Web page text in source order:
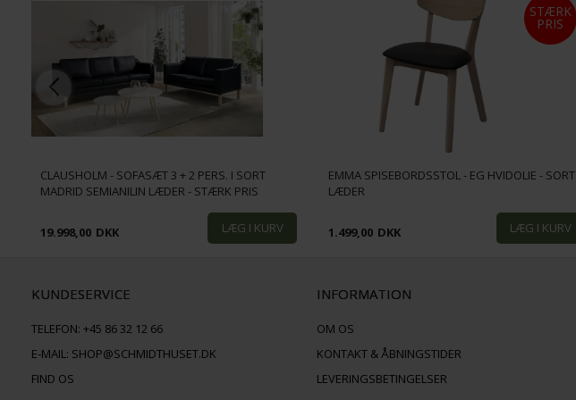
CLAUSHOLM - SOFASÆT 3 + 2 PERS. I SORT
MADRID SEMIANILIN LÆDER - STÆRK PRIS
19.998,00 DKK
STÆRK
PRIS
EMMA SPISEBORDSSTOL - EG HVIDOLIE - SORT
LÆDER
1.499,00 DKK
KUNDESERVICE
TELEFON:+45 86 32 12 66
E-MAIL: SHOP@SCHMIDTHUSET.DK
FIND OS
INFORMATION
OM OS
KONTAKT & ÅBNINGSTIDER
LEVERINGSBETINGELSER